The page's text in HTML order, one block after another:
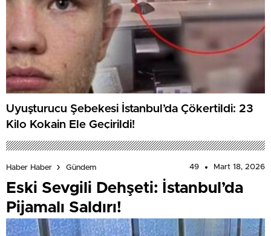
Uyuşturucu Şebekesi İstanbul’da Çökertildi: 23
Kilo Kokain Ele Geçirildi!
Haber Haber Gündem 49 Mart 18, 2026
Eski Sevgili Dehşeti: İstanbul’da
Pijamalı Saldırı!